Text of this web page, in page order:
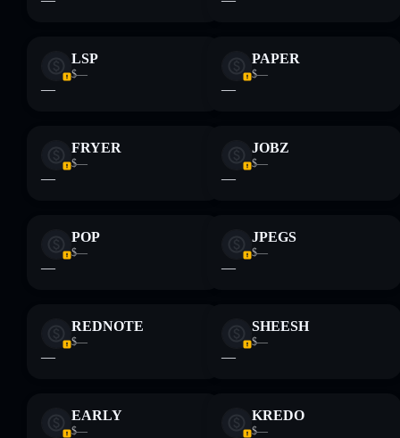
financiero. Investiga siempre por tu cuenta. Datos
proporcionados por rugcheck.xyz.
LSP
$—
—
PAPER
$—
—
FRYER
$—
—
JOBZ
$—
—
POP
$—
—
JPEGS
$—
—
REDNOTE
$—
—
SHEESH
$—
—
EARLY
$—
KREDO
$—